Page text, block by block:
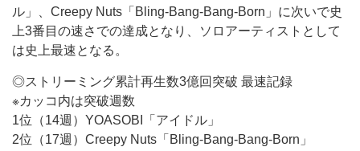
ル」、Creepy Nuts「Bling-Bang-Bang-Born」に次いで史
上3番目の速さでの達成となり、ソロアーティストとして
は史上最速となる。
◎ストリーミング累計再生数3億回突破 最速記録
※カッコ内は突破週数
1位（14週）YOASOBI「アイドル」
2位（17週）Creepy Nuts「Bling-Bang-Bang-Born」